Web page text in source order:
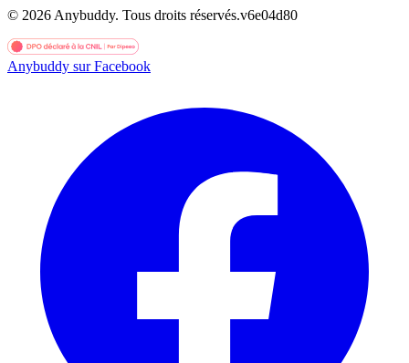
© 2026 Anybuddy. Tous droits réservés.v6e04d80
Anybuddy sur Facebook